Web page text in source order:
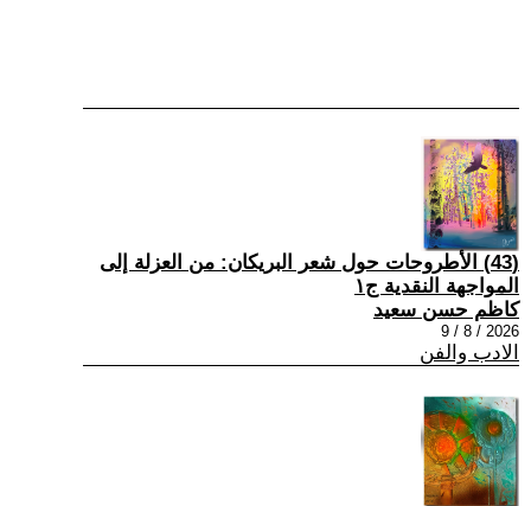
(43) الأطروحات حول شعر البريكان: من العزلة إلى
المواجهة النقدية ج١
كاظم حسن سعيد
2026 / 8 / 9
الادب والفن